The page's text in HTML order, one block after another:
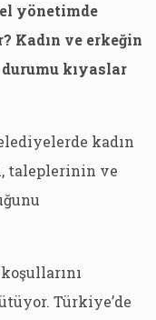
yönetimde
Kadın ve erkeğin
kıyaslar
kadın
taleplerinin ve
Türkiye’de